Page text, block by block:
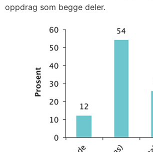
oppdrag som begge deler.